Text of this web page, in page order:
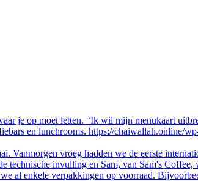
je op moet letten. “Ik wil mijn menukaart
en lunchrooms. https://chaiwallah.online/
Vanmorgen vroeg hadden we de eerste
technische invulling en Sam, van Sam's
al enkele verpakkingen op voorraad.